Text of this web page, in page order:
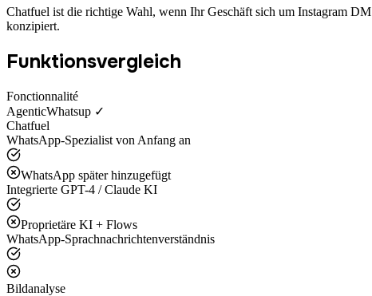
Chatfuel ist die richtige Wahl, wenn Ihr Geschäft sich um Instagram
konzipiert.
Funktionsvergleich
Fonctionnalité
AgenticWhatsup ✓
Chatfuel
WhatsApp-Spezialist von Anfang an
WhatsApp später hinzugefügt
Integrierte GPT-4 / Claude KI
Proprietäre KI + Flows
WhatsApp-Sprachnachrichtenverständnis
Bildanalyse